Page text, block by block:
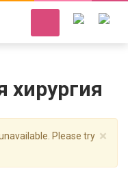
хирургия
×
Please try